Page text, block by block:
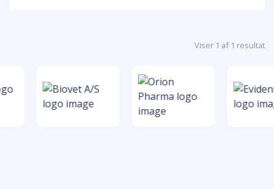
Viser 1 af 1 resultat